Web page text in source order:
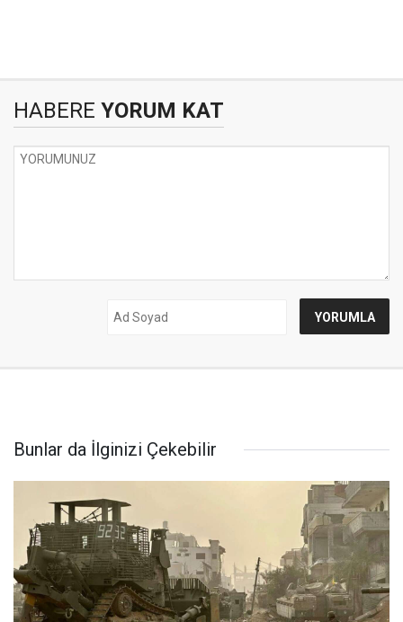
HABERE YORUM KAT
Bunlar da İlginizi Çekebilir